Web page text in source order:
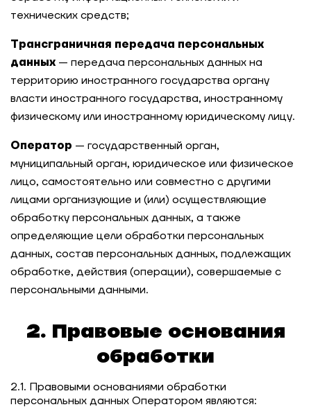
технических средств;
Трансграничная передача персональных
данных — передача персональных данных на
территорию иностранного государства органу
власти иностранного государства, иностранному
физическому или иностранному юридическому лицу.
Оператор — государственный орган,
муниципальный орган, юридическое или физическое
лицо, самостоятельно или совместно с другими
лицами организующие и (или) осуществляющие
обработку персональных данных, а также
определяющие цели обработки персональных
данных, состав персональных данных, подлежащих
обработке, действия (операции), совершаемые с
персональными данными.
2. Правовые основания
обработки
2.1. Правовыми основаниями обработки
персональных данных Оператором являются: